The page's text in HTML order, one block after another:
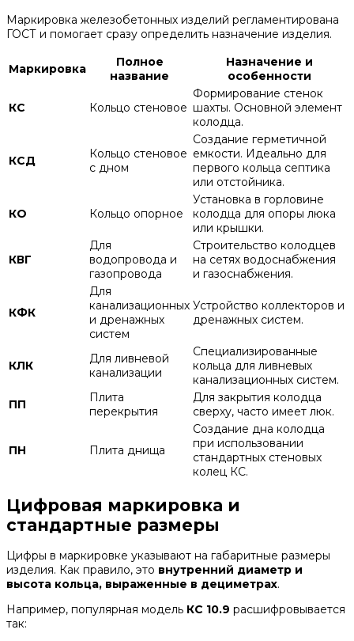
Маркировка железобетонных изделий регламентирована
ГОСТ и помогает сразу определить назначение изделия.
Маркировка
Полное
название
Назначение и
особенности
КС Кольцо стеновое
Формирование стенок
шахты. Основной элемент
колодца.
КСД
Кольцо стеновое
с дном
Создание герметичной
емкости. Идеально для
первого кольца септика
или отстойника.
КО Кольцо опорное
Установка в горловине
колодца для опоры люка
или крышки.
КВГ
Для
водопровода и
газопровода
Строительство колодцев
на сетях водоснабжения
и газоснабжения.
КФК
Для
канализационных
и дренажных
систем
Устройство коллекторов и
дренажных систем.
КЛК
Для ливневой
канализации
Специализированные
кольца для ливневых
канализационных систем.
ПП
Плита
перекрытия
Для закрытия колодца
сверху, часто имеет люк.
ПН Плита днища
Создание дна колодца
при использовании
стандартных стеновых
колец КС.
Цифровая маркировка и
стандартные размеры
Цифры в маркировке указывают на габаритные размеры
изделия. Как правило, это внутренний диаметр и
высота кольца, выраженные в дециметрах.
Например, популярная модель КС 10.9 расшифровывается
так: